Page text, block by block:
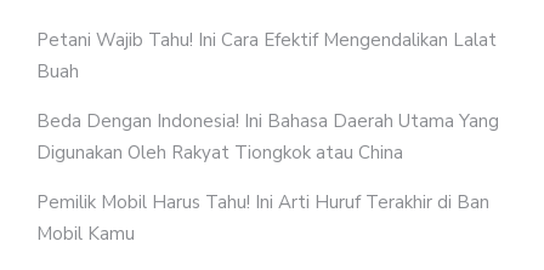
Petani Wajib Tahu! Ini Cara Efektif Mengendalikan Lalat
Buah
Beda Dengan Indonesia! Ini Bahasa Daerah Utama Yang
Digunakan Oleh Rakyat Tiongkok atau China
Pemilik Mobil Harus Tahu! Ini Arti Huruf Terakhir di Ban
Mobil Kamu